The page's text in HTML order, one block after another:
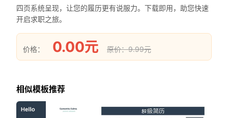
四页系统呈现，让您的履历更有说服力。下载即用，助您快速
开启求职之旅。
价格： 0.00元 原价：9.99元
相似模板推荐